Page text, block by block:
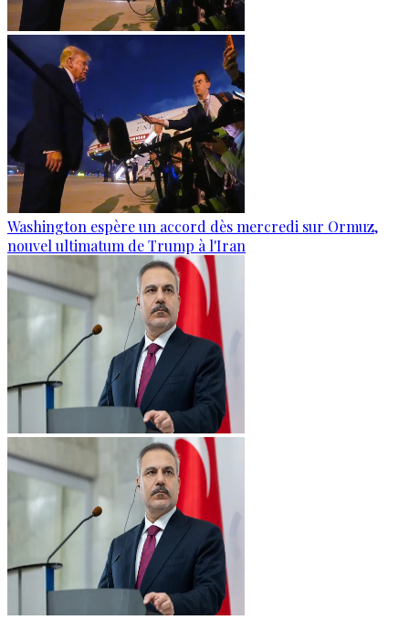
Washington espère un accord dès mercredi sur Ormuz,
nouvel ultimatum de Trump à l'Iran